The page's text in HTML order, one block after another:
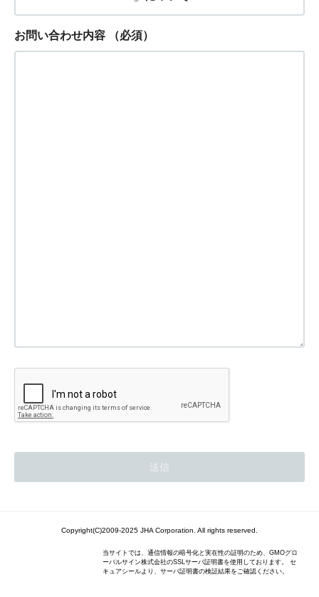
お問い合わせ内容 （必須）
Copyright(C)2009-2025 JHA Corporation. All rights reserved.
当サイトでは、通信情報の暗号化と実在性の証明のため、GMOグロ
ーバルサイン株式会社のSSLサーバ証明書を使用しております。 セ
キュアシールより、サーバ証明書の検証結果をご確認ください。